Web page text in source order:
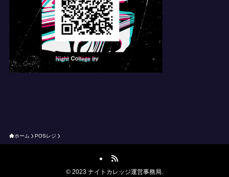
ホーム POSレジ
© 2023 ナイトカレッジ運営事務局.